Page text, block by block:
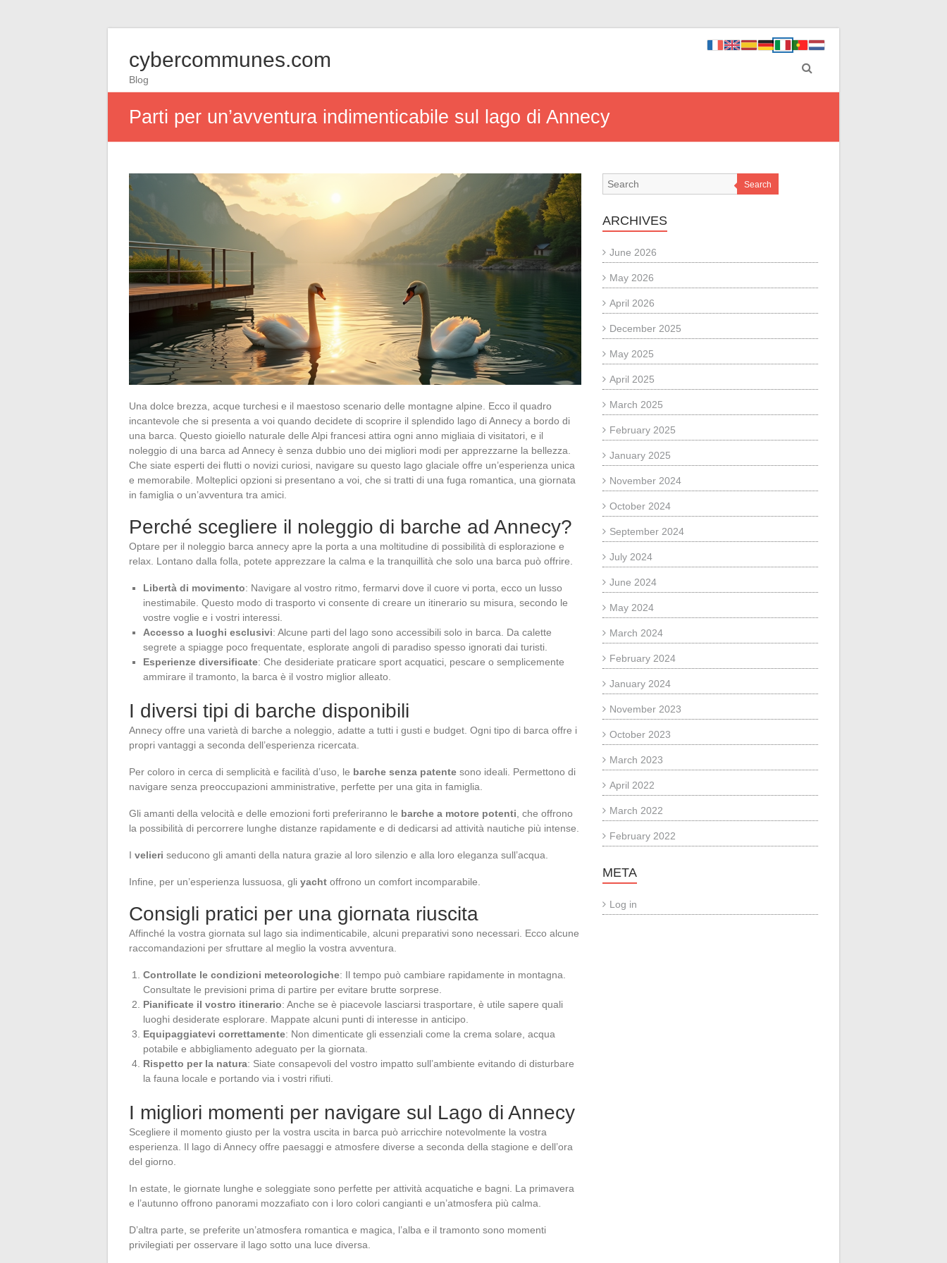
cybercommunes.com
Blog
Parti per un’avventura indimenticabile sul lago di Annecy
Una dolce brezza, acque turchesi e il maestoso scenario delle montagne alpine. Ecco il quadro
incantevole che si presenta a voi quando decidete di scoprire il splendido lago di Annecy a bordo di
una barca. Questo gioiello naturale delle Alpi francesi attira ogni anno migliaia di visitatori, e il
noleggio di una barca ad Annecy è senza dubbio uno dei migliori modi per apprezzarne la bellezza.
Che siate esperti dei flutti o novizi curiosi, navigare su questo lago glaciale offre un’esperienza unica
e memorabile. Molteplici opzioni si presentano a voi, che si tratti di una fuga romantica, una giornata
in famiglia o un’avventura tra amici.
Perché scegliere il noleggio di barche ad Annecy?
Optare per il noleggio barca annecy apre la porta a una moltitudine di possibilità di esplorazione e
relax. Lontano dalla folla, potete apprezzare la calma e la tranquillità che solo una barca può offrire.
Libertà di movimento: Navigare al vostro ritmo, fermarvi dove il cuore vi porta, ecco un lusso
inestimabile. Questo modo di trasporto vi consente di creare un itinerario su misura, secondo le
vostre voglie e i vostri interessi.
Accesso a luoghi esclusivi: Alcune parti del lago sono accessibili solo in barca. Da calette
segrete a spiagge poco frequentate, esplorate angoli di paradiso spesso ignorati dai turisti.
Esperienze diversificate: Che desideriate praticare sport acquatici, pescare o semplicemente
ammirare il tramonto, la barca è il vostro miglior alleato.
I diversi tipi di barche disponibili
Annecy offre una varietà di barche a noleggio, adatte a tutti i gusti e budget. Ogni tipo di barca offre i
propri vantaggi a seconda dell’esperienza ricercata.
Per coloro in cerca di semplicità e facilità d’uso, le barche senza patente sono ideali. Permettono di
navigare senza preoccupazioni amministrative, perfette per una gita in famiglia.
Gli amanti della velocità e delle emozioni forti preferiranno le barche a motore potenti , che offrono
la possibilità di percorrere lunghe distanze rapidamente e di dedicarsi ad attività nautiche più intense.
I velieri seducono gli amanti della natura grazie al loro silenzio e alla loro eleganza sull’acqua.
Infine, per un’esperienza lussuosa, gli yacht offrono un comfort incomparabile.
Consigli pratici per una giornata riuscita
Affinché la vostra giornata sul lago sia indimenticabile, alcuni preparativi sono necessari. Ecco alcune
raccomandazioni per sfruttare al meglio la vostra avventura.
Controllate le condizioni meteorologiche: Il tempo può cambiare rapidamente in montagna.
Consultate le previsioni prima di partire per evitare brutte sorprese.
Pianificate il vostro itinerario: Anche se è piacevole lasciarsi trasportare, è utile sapere quali
luoghi desiderate esplorare. Mappate alcuni punti di interesse in anticipo.
Equipaggiatevi correttamente: Non dimenticate gli essenziali come la crema solare, acqua
potabile e abbigliamento adeguato per la giornata.
Rispetto per la natura: Siate consapevoli del vostro impatto sull’ambiente evitando di disturbare
la fauna locale e portando via i vostri rifiuti.
I migliori momenti per navigare sul Lago di Annecy
Scegliere il momento giusto per la vostra uscita in barca può arricchire notevolmente la vostra
esperienza. Il lago di Annecy offre paesaggi e atmosfere diverse a seconda della stagione e dell’ora
del giorno.
In estate, le giornate lunghe e soleggiate sono perfette per attività acquatiche e bagni. La primavera
e l’autunno offrono panorami mozzafiato con i loro colori cangianti e un’atmosfera più calma.
D’altra parte, se preferite un’atmosfera romantica e magica, l’alba e il tramonto sono momenti
privilegiati per osservare il lago sotto una luce diversa.
Search
ARCHIVES
June 2026
May 2026
April 2026
December 2025
May 2025
April 2025
March 2025
February 2025
January 2025
November 2024
October 2024
September 2024
July 2024
June 2024
May 2024
March 2024
February 2024
January 2024
November 2023
October 2023
March 2023
April 2022
March 2022
February 2022
META
Log in